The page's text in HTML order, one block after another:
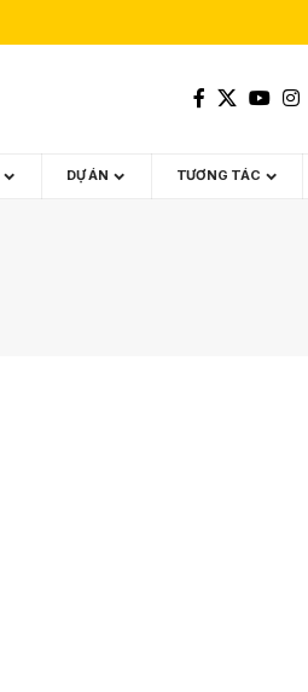
DỰ ÁN TƯƠNG TÁC